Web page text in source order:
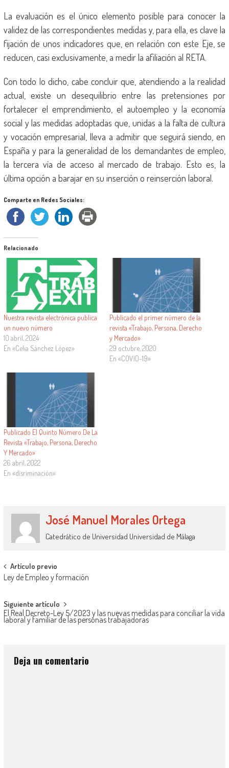
La evaluación es el único elemento posible para conocer la
validez de las correspondientes medidas y, para ella, es clave la
fijación de unos indicadores que, en relación con este Eje, se
reducen, casi exclusivamente, a medir la afiliación al RETA.
Con todo lo dicho, cabe concluir que, atendiendo a la realidad
actual, existe un desequilibrio entre las pretensiones por
fortalecer el emprendimiento, el autoempleo y la economía
social y las medidas adoptadas que, unidas a la falta de cultura
y vocación empresarial, lleva a admitir que seguirá siendo, en
España y para la generalidad de los demandantes de empleo,
la tercera vía de acceso al mercado de trabajo. Esto es, la
última opción a barajar en su inserción o reinserción laboral.
Comparte en Redes Sociales:
Relacionado
Nuestra revista electrónica publica
un nuevo número
10 abril, 2024
En «Celia Sánchez López»
Publicado el primer número de la
revista «Trabajo, Persona, Derecho
y Mercado»
29 octubre, 2020
En «COVID-19»
Publicado El Quinto Número De La
Revista «Trabajo, Persona, Derecho
Y Mercado»
26 abril, 2022
En «disriminación»
José Manuel Morales Ortega
Catedrático de Universidad Universidad de Málaga
Artículo previo
Ley de Empleo y formación
Siguiente artículo
El Real Decreto-Ley 5/2023 y las nuevas medidas para conciliar la vida
laboral y familiar de las personas trabajadoras
Deja un comentario